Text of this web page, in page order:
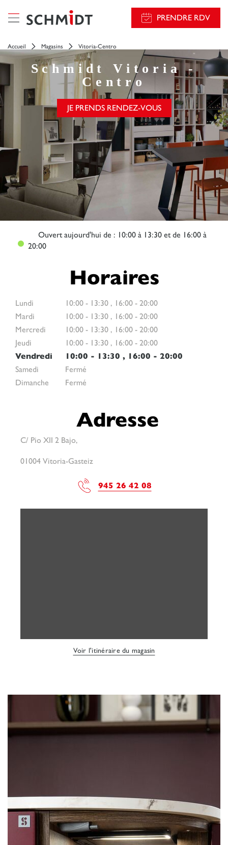
PRENDRE RDV
Accueil Magasins Vitoria-Centro
Schmidt
Vitoria -
Centro
JE PRENDS RENDEZ-VOUS
Ouvertaujourd'hui de : 10:00 à 13:30 et de 16:00 à
20:00
Horaires
Lundi 10:00 - 13:30 , 16:00 - 20:00
Mardi
10:00 - 13:30 , 16:00 - 20:00
Mercredi
10:00 - 13:30 , 16:00 - 20:00
Jeudi
10:00 - 13:30 , 16:00 - 20:00
Vendredi
10:00 - 13:30 , 16:00 - 20:00
Samedi
Fermé
Dimanche
Fermé
Adresse
C/ Pio XII 2 Bajo,
01004 Vitoria-Gasteiz
945 26 42 08
Voir l'itinéraire du magasin